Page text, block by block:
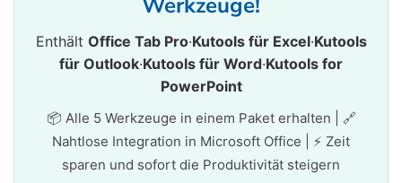
Enthält Office Tab Pro·Kutools für Excel·Kutools
für Outlook·Kutools für Word·Kutools for
PowerPoint
📦 Alle 5 Werkzeuge in einem Paket erhalten | 🔗
Nahtlose Integration in Microsoft Office | ⚡ Zeit
sparen und sofort die Produktivität steigern